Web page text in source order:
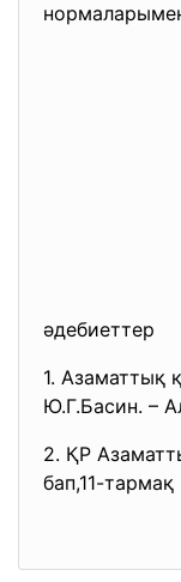
әдебиеттер
1. Азаматтық
Ю.Г.Басин. –
2. ҚР
бап,11-тармақ